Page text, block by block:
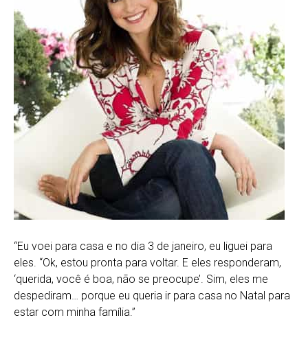
“Eu voei para casa e no dia 3 de janeiro, eu liguei para
eles. “Ok, estou pronta para voltar. E eles responderam,
‘querida, você é boa, não se preocupe’. Sim, eles me
despediram… porque eu queria ir para casa no Natal para
estar com minha família.”